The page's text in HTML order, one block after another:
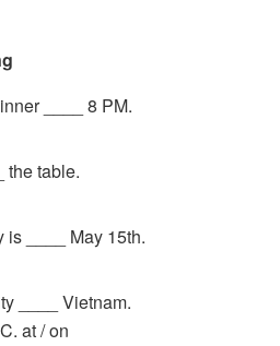
____ 8 PM.
the table.
is ____ May 15th.
____ Vietnam.
at / on